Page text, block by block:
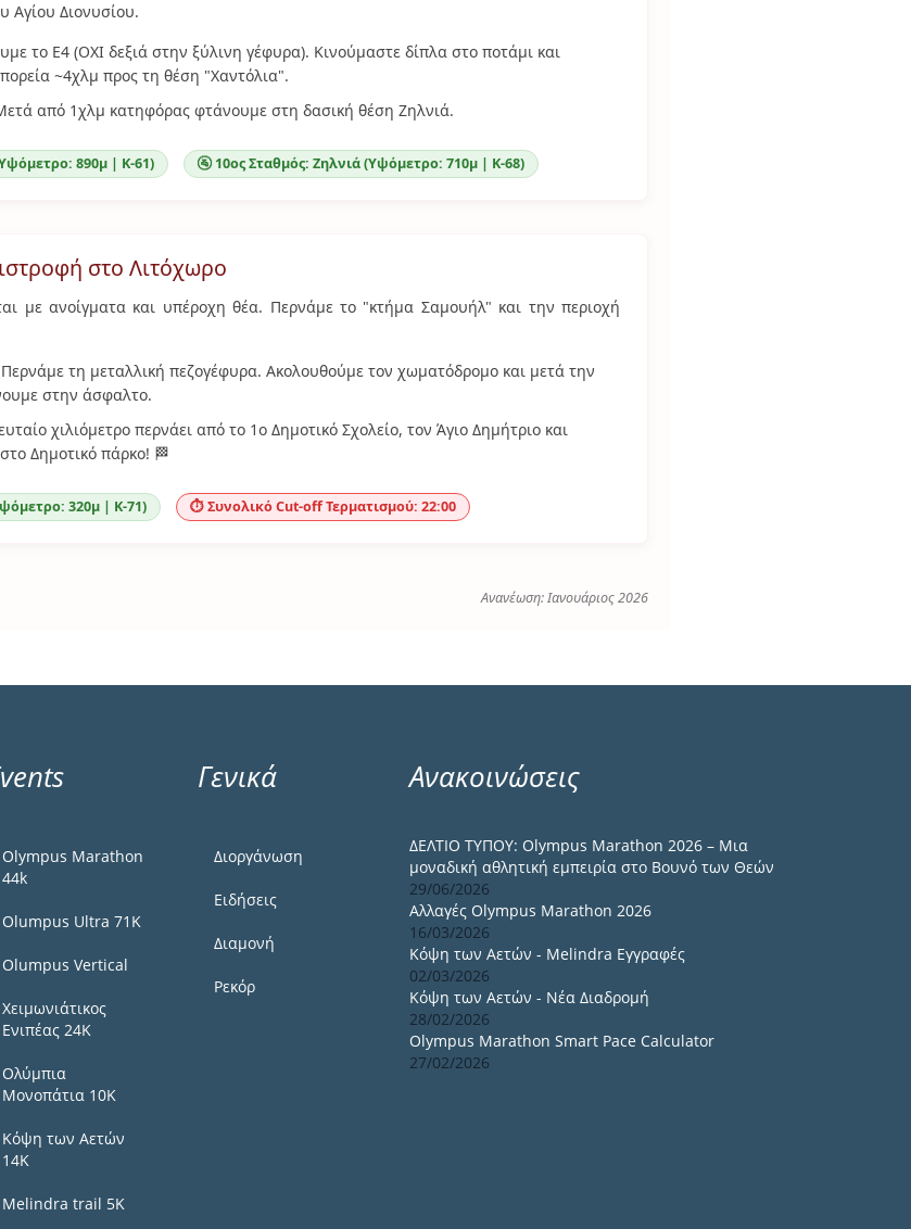
Αγίου Διονυσίου.
το Ε4 (ΟΧΙ δεξιά στην ξύλινη γέφυρα). Κινούμαστε δίπλα στο ποτάμι και
~4χλμ προς τη θέση "Χαντόλια".
από 1χλμ κατηφόρας φτάνουμε στη δασική θέση Ζηλνιά.
890μ | Κ-61) 🚰 10ος Σταθμός: Ζηλνιά (Υψόμετρο: 710μ | Κ-68)
στο Λιτόχωρο
με ανοίγματα και υπέροχη θέα. Περνάμε το "κτήμα Σαμουήλ" και την περιοχή
Περνάμε τη μεταλλική πεζογέφυρα. Ακολουθούμε τον χωματόδρομο και μετά την
στην άσφαλτο.
χιλιόμετρο περνάει από το 1ο Δημοτικό Σχολείο, τον Άγιο Δημήτριο και
Δημοτικό πάρκο! 🏁
320μ | Κ-71) ⏱️ Συνολικό Cut-off Τερματισμού: 22:00
Ανανέωση: Ιανουάριος 2026
Olympus Marathon
44k
Olumpus Ultra 71K
Olumpus Vertical
Χειμωνιάτικος
Ενιπέας 24Κ
Ολύμπια
Μονοπάτια 10Κ
Κόψη των Αετών
14Κ
Melindra trail 5Κ
Γενικά
Διοργάνωση
Ειδήσεις
Διαμονή
Ρεκόρ
Ανακοινώσεις
ΔΕΛΤΙΟ ΤΥΠΟΥ: Olympus Marathon 2026 – Μια
μοναδική αθλητική εμπειρία στο Βουνό των Θεών
29/06/2026
Αλλαγές Olympus Marathon 2026
16/03/2026
Κόψη των Αετών - Melindra Εγγραφές
02/03/2026
Κόψη των Αετών - Νέα Διαδρομή
28/02/2026
Olympus Marathon Smart Pace Calculator
27/02/2026